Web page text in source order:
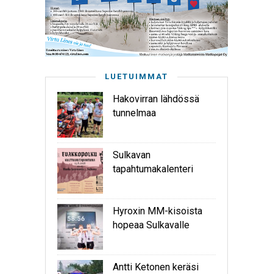
LUETUIMMAT
Hakovirran lähdössä
tunnelmaa
Sulkavan
tapahtumakalenteri
Hyroxin MM-kisoista
hopeaa Sulkavalle
Antti Ketonen keräsi